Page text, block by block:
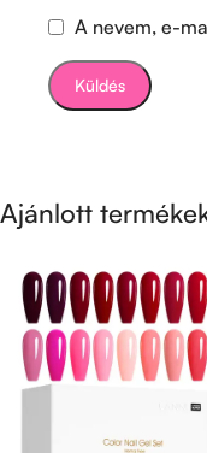
A nevem, e-
Ajánlott